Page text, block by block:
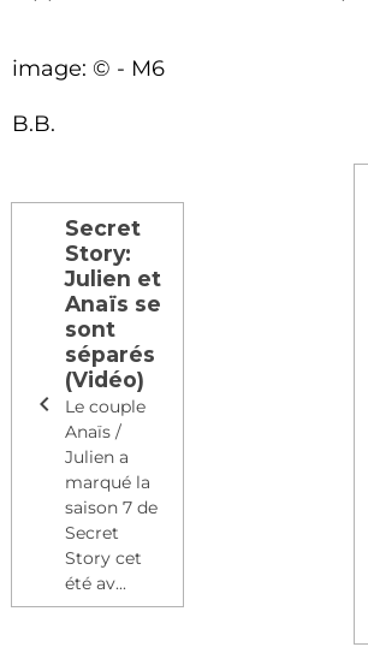
image: © - M6
B.B.
Secret
Story:
Julien et
Anaïs se
sont
séparés
(Vidéo)
Le couple
Anaïs /
Julien a
marqué la
saison 7 de
Secret
Story cet
été av...